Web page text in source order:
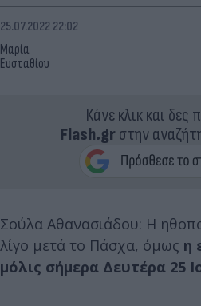
Μαρία
Ευσταθίου
25.07.2022 22:02
Κάνε κλικ και δες
Flash.grστην
Σούλα Αθανασιάδου: Η
λίγο μετά το Πάσχα, όμως η
μόλις σήμερα Δευτέρα 25